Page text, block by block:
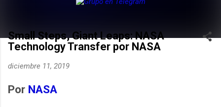
Small Steps, Giant Leaps: NASA
Technology Transfer por NASA
diciembre 11, 2019
Por NASA